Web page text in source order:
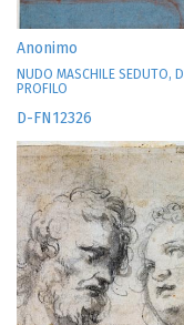
Anonimo
NUDO MASCHILE SEDUTO, DI
PROFILO
D-FN12326